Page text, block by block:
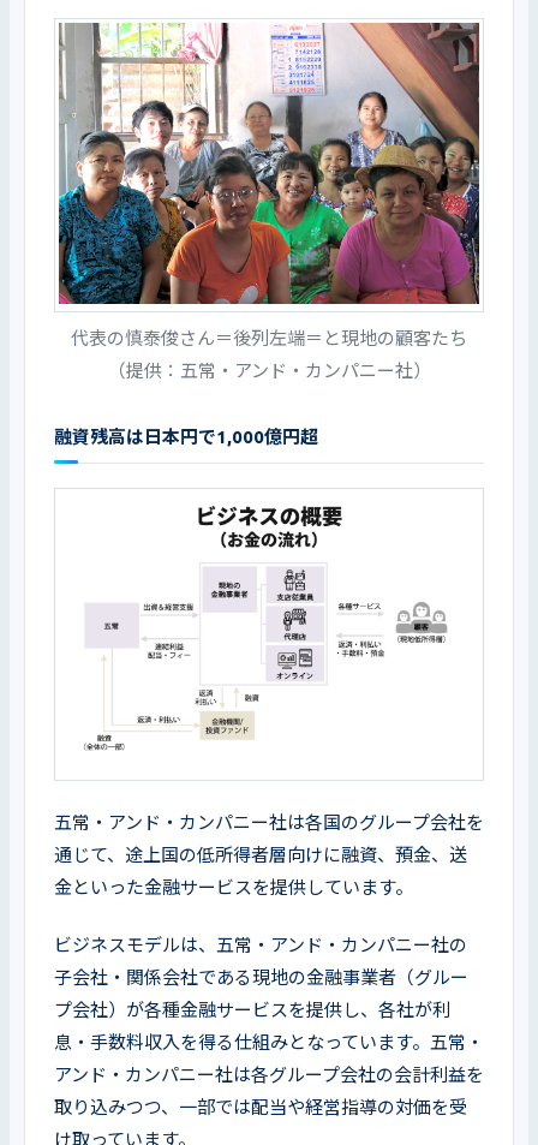
代表の慎泰俊さん＝後列左端＝と現地の顧客たち
（提供：五常・アンド・カンパニー社）
融資残高は日本円で1,000億円超
五常・アンド・カンパニー社は各国のグループ会社を
通じて、途上国の低所得者層向けに融資、預金、送
金といった金融サービスを提供しています。
ビジネスモデルは、五常・アンド・カンパニー社の
子会社・関係会社である現地の金融事業者（グルー
プ会社）が各種金融サービスを提供し、各社が利
息・手数料収入を得る仕組みとなっています。五常・
アンド・カンパニー社は各グループ会社の会計利益を
取り込みつつ、一部では配当や経営指導の対価を受
け取っています。